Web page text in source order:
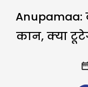
Anupamaa:
कान, क्या